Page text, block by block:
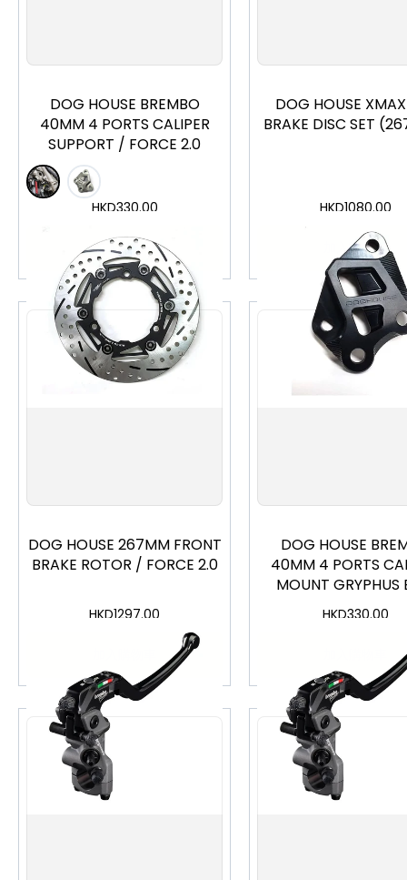
DOG HOUSE BREMBO
40MM 4 PORTS CALIPER
SUPPORT / FORCE 2.0
HKD330.00
加入購物車
DOG HOUSE
BRAKE DISC SET
HKD1080.00
加入購物車
DOG HOUSE 267MM FRONT
BRAKE ROTOR / FORCE 2.0
HKD1297.00
DOG HOUSE
40MM 4 PORTS
MOUNT GRYPHUS
HKD330.00